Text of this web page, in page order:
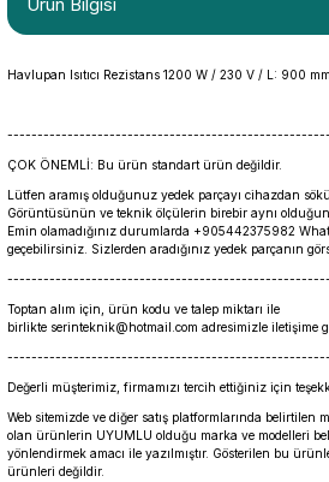
Havlupan Isıtıcı Rezistans 1200 W / 230 V / L: 900
ÇOK ÖNEMLİ: Bu ürün standart ürün değildir.
Lütfen aramış olduğunuz yedek parçayı cihazdan
Görüntüsünün ve teknik ölçülerin birebir aynı
Emin olamadığınız durumlarda +905442375982
geçebilirsiniz. Sizlerden aradığınız yedek parçanın
Toptan alım için, ürün kodu ve talep miktarı ile
birlikte serinteknik@hotmail.com adresimizle iletişime
Değerli müşterimiz, firmamızı tercih ettiğiniz için
Web sitemizde ve diğer satış platformlarında belirtilen
olan ürünlerin UYUMLU olduğu marka ve modelleri
yönlendirmek amacı ile yazılmıştır. Gösterilen bu
ürünleri değildir.